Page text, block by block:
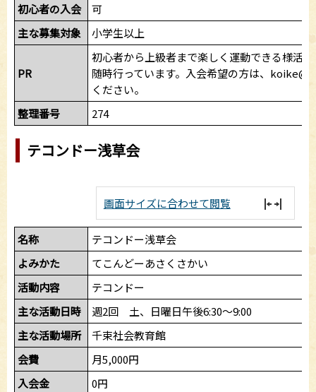
初心者の入会
可
主な募集対象
小学生以上
PR
初心者から上級者まで楽しく運動できる様活
随時行っています。入会希望の方は、
ください。
整理番号
274
テコンドー浅草会
画面サイズに合わせて閲覧
名称
テコンドー浅草会
よみかた
てこんどーあさくさかい
活動内容
テコンドー
主な活動日時
週2回 土、日曜日午後6:30～9:00
主な活動場所
千束社会教育館
会費
月5,000円
入会金
0円